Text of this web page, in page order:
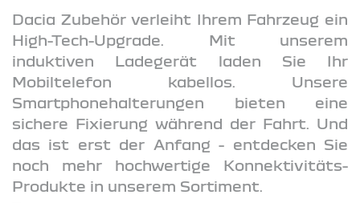
Dacia Zubehör verleiht Ihrem Fahrzeug ein
High-Tech-Upgrade. Mit unserem
induktiven Ladegerät laden Sie Ihr
Mobiltelefon kabellos. Unsere
Smartphonehalterungen bieten eine
sichere Fixierung während der Fahrt. Und
das ist erst der Anfang - entdecken Sie
noch mehr hochwertige Konnektivitäts-
Produkte in unserem Sortiment.